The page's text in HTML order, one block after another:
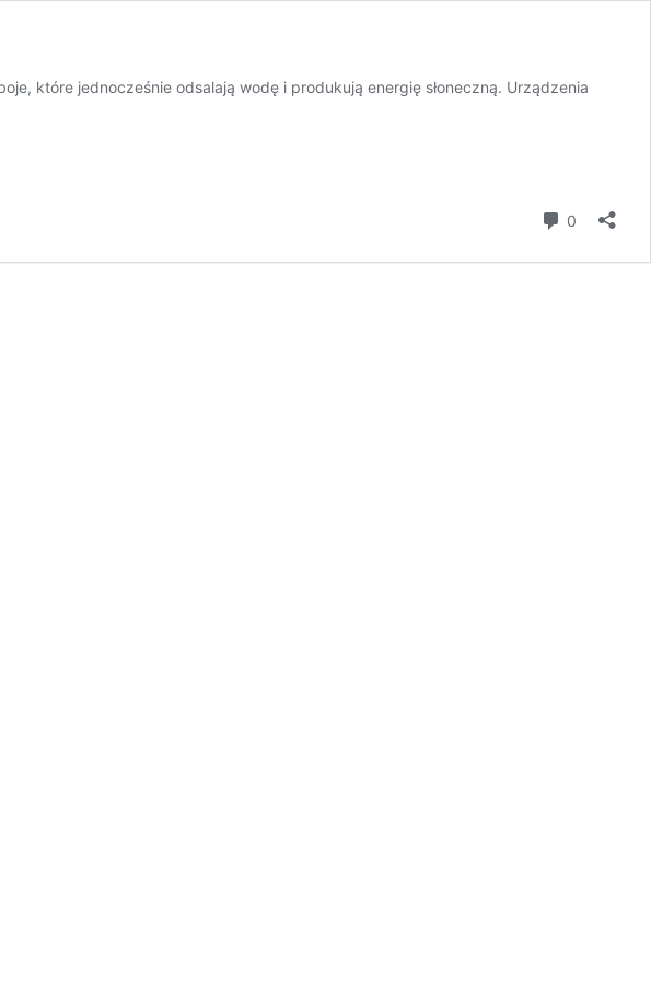
które jednocześnie odsalają wodę i produkują energię słoneczną. Urządzenia
0